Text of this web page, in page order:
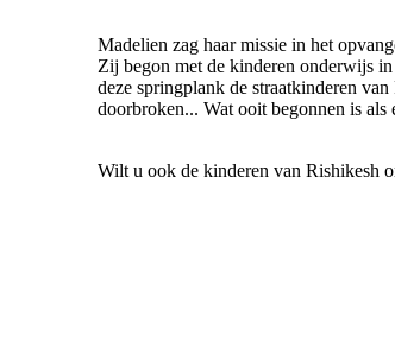
Madelien zag haar missie in het
Zij begon met de kinderen onderwijs
deze springplank de straatkinderen
doorbroken... Wat ooit begonnen is
Wilt u ook de kinderen van Rishikesh